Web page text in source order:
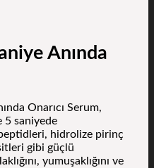
Anında
Onarıcı Serum,
5 saniyede
hidrolize pirinç
gibi güçlü
yumuşaklığını ve